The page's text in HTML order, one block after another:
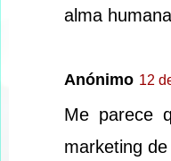
alma
Anónimo 12
Me parece
marketing